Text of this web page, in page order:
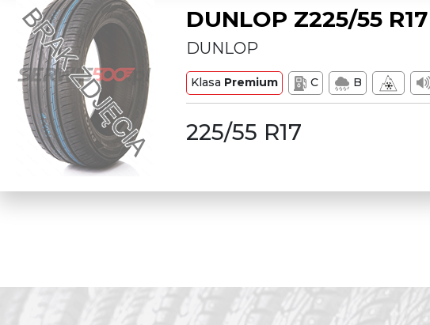
DUNLOP Z225/55
DUNLOP
Klasa Premium C B
225/55 R17